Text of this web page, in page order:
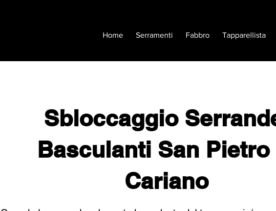
Home Serramenti Fabbro Tapparellista
Sbloccaggio
Basculanti San Pietro
Cariano